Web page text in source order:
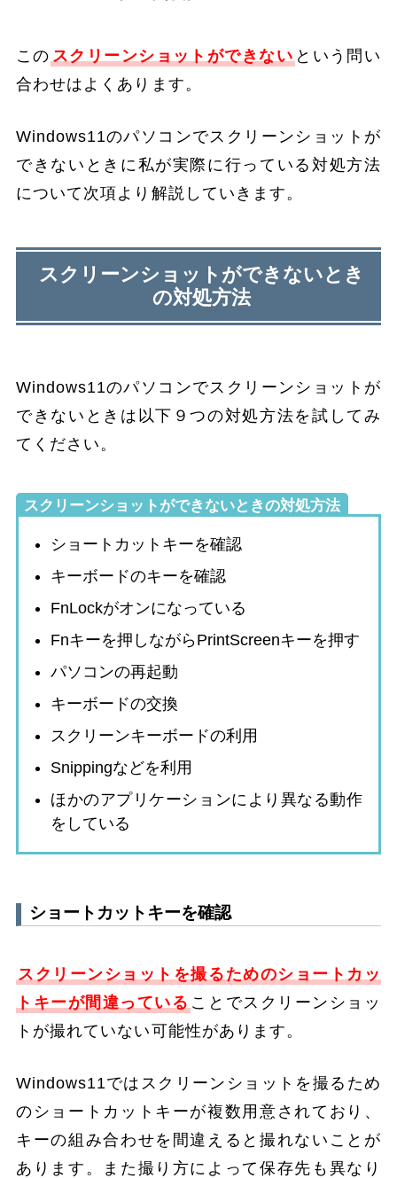
この スクリーンショットができない という問い
合わせはよくあります。
Windows11のパソコンでスクリーンショットが
できないときに私が実際に行っている対処方法
について次項より解説していきます。
スクリーンショットができないとき
の対処方法
Windows11のパソコンでスクリーンショットが
できないときは以下９つの対処方法を試してみ
てください。
スクリーンショットができないときの対処方法
ショートカットキーを確認
キーボードのキーを確認
FnLockがオンになっている
Fnキーを押しながらPrintScreenキーを押す
パソコンの再起動
キーボードの交換
スクリーンキーボードの利用
Snippingなどを利用
ほかのアプリケーションにより異なる動作
をしている
ショートカットキーを確認
スクリーンショットを撮るためのショートカッ
トキーが間違っている ことでスクリーンショッ
トが撮れていない可能性があります。
Windows11ではスクリーンショットを撮るため
のショートカットキーが複数用意されており、
キーの組み合わせを間違えると撮れないことが
あります。また撮り方によって保存先も異なり